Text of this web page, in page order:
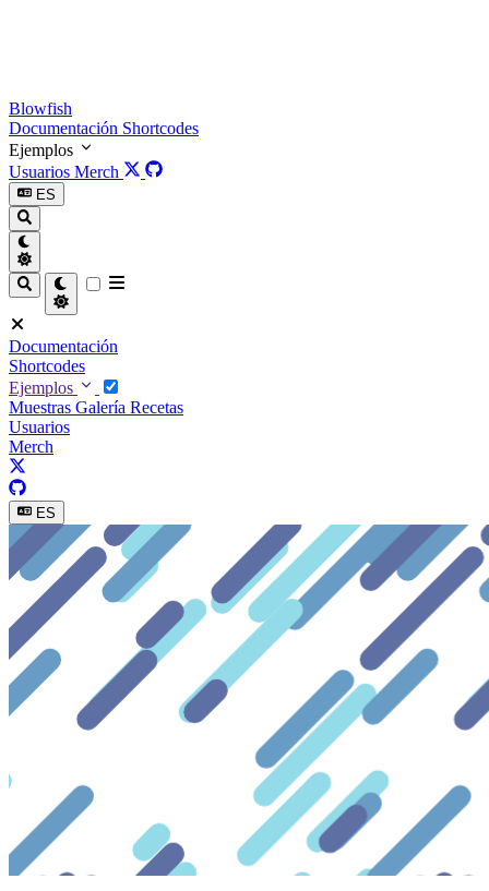
Blowfish
Documentación Shortcodes
Ejemplos
Usuarios Merch
ES
Documentación
Shortcodes
Ejemplos
Muestras Galería Recetas
Usuarios
Merch
ES